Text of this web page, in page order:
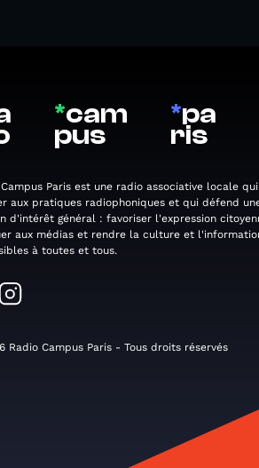
*cam
pus
*pa
ris
Paris est une radio associative locale
aux pratiques radiophoniques et qui défend
d'intérêt général : favoriser l'expression
aux médias et rendre la culture et
à toutes et tous.
Radio Campus Paris - Tous droits réservés